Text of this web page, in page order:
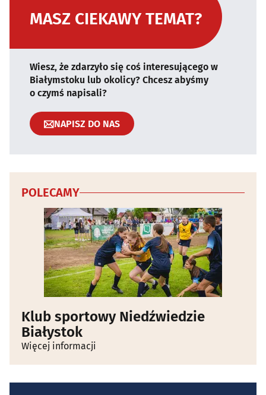
MASZ CIEKAWY TEMAT?
Wiesz, że zdarzyło się coś interesującego w
Białymstoku lub okolicy? Chcesz abyśmy
o czymś napisali?
NAPISZ DO NAS
POLECAMY
Klub sportowy Niedźwiedzie
Białystok
Więcej informacji